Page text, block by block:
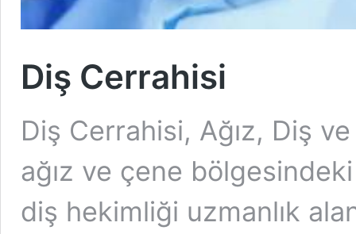
Diş Cerrahisi
Diş Cerrahisi, Ağız, Diş
ağız ve çene
diş hekimliği uzmanlık